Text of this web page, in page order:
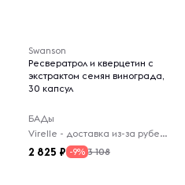
Swanson
Ресвератрол и кверцетин с
экстрактом семян винограда,
30 капсул
БАДы
Virelle - доставка из-за рубежа
2 825 -9% 3 108